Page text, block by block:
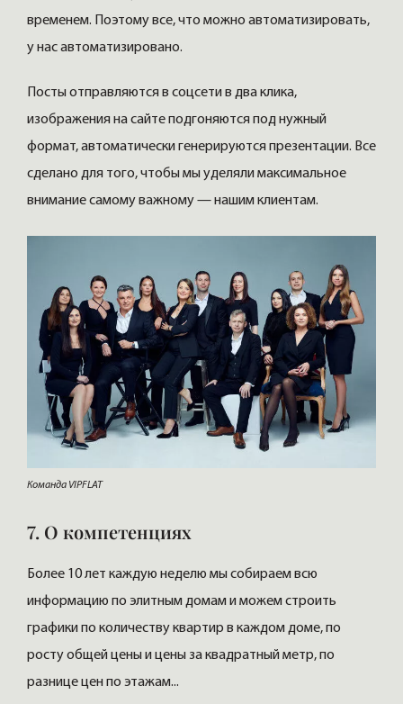
временем. Поэтому все, что можно автоматизировать,
у нас автоматизировано.
Посты отправляются в соцсети в два клика,
изображения на сайте подгоняются под нужный
формат, автоматически генерируются презентации. Все
сделано для того, чтобы мы уделяли максимальное
внимание самому важному — нашим клиентам.
Команда VIPFLAT
7. О компетенциях
Более 10 лет каждую неделю мы собираем всю
информацию по элитным домам и можем строить
графики по количеству квартир в каждом доме, по
росту общей цены и цены за квадратный метр, по
разнице цен по этажам...